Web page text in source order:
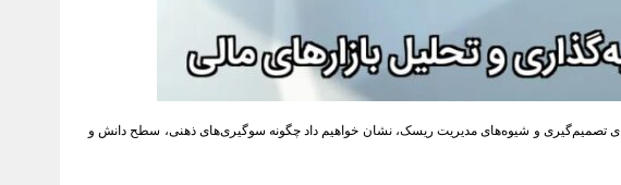
تصمیم‌گیری و شیوه‌های مدیریت ریسک، نشان خواهیم داد چگونه سوگیری‌های ذهنی، سطح دانش و